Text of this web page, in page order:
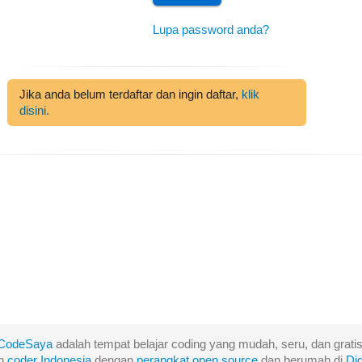
Lupa password anda?
Jika anda belum terdaftar dan ingin daftar, klik
disini.
adalah tempat belajar coding yang mudah, seru, dan